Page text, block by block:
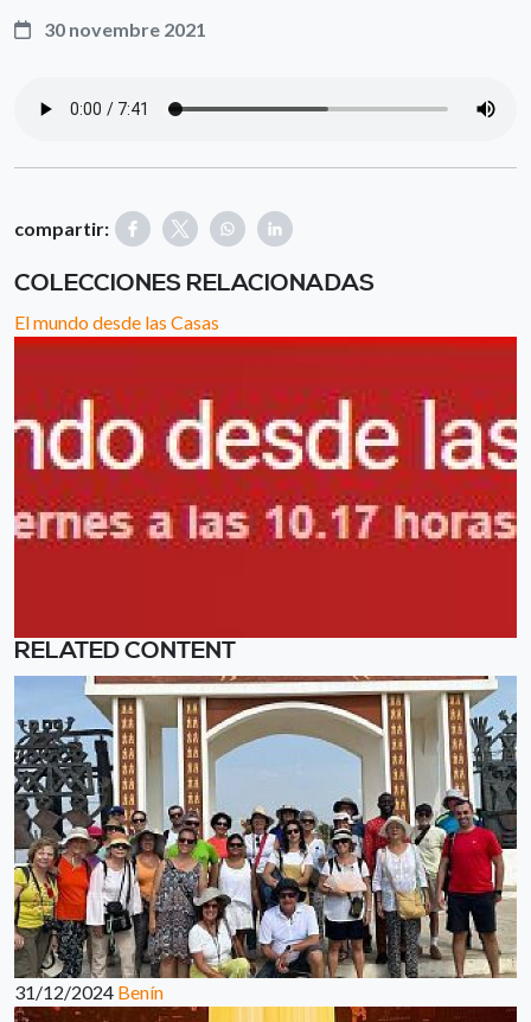
30 novembre 2021
compartir:
COLECCIONES RELACIONADAS
El mundo desde las Casas
RELATED CONTENT
31/12/2024 Benín